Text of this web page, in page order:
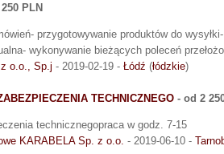
PLN
przygotowywanie produktów do
wykonywanie bieżących poleceń
o.o., Sp.j - 2019-02-19 - Łódź (łódzkie)
TECHNICZNEGO - od 2
technicznegopraca w godz. 7-15
KARABELA Sp. z o.o. - 2019-06-10 -